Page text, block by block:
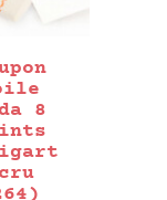
VARIATIONS.
PEUVENT
CHOISIES
DU
8